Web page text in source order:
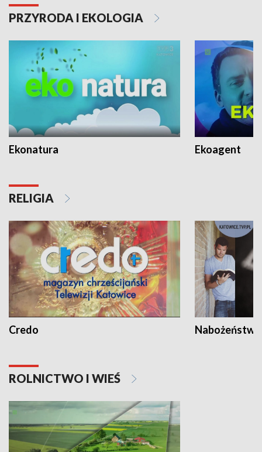
PRZYRODA I EKOLOGIA
Ekonatura Ekoagent
RELIGIA
Credo
ROLNICTWO I WIEŚ